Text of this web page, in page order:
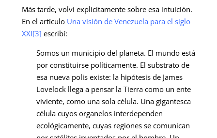
Más tarde, volví explícitamente sobre esa intuición.
En el artículo Una visión de Venezuela para el siglo
XXI[3] escribí:
Somos un municipio del planeta. El mundo está
por constituirse políticamente. El substrato de
esa nueva polis existe: la hipótesis de James
Lovelock llega a pensar la Tierra como un ente
viviente, como una sola célula. Una gigantesca
célula cuyos organelos interdependen
ecológicamente, cuyas regiones se comunican